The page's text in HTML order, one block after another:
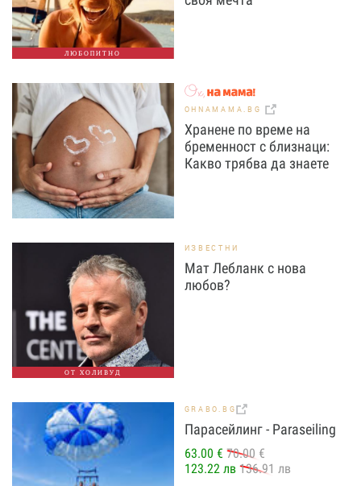
ЛЮБОПИТНО
OHNAMAMA.BG
Хранене по време на
бременност с близнаци:
Какво трябва да знаете
ОТ ХОЛИВУД
ИЗВЕСТНИ
Мат Лебланк с нова
любов?
GRABO.BG
Парасейлинг - Paraseiling
63.00 € 70.00 €
123.22 лв 136.91 лв